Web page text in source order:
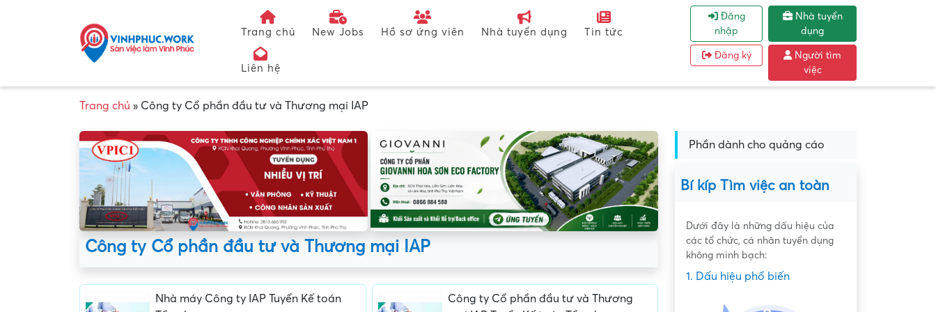
Trang chủ New Jobs Hồ sơ ứng viên Nhà tuyển dụng Tin tức
Liên hệ
Đăng
nhập
Đăng ký
Nhà tuyển
dụng
Người tìm
việc
Trang chủ » Công ty Cổ phần đầu tư và Thương mại IAP
Công ty Cổ phần đầu tư và Thương mại IAP
Nhà máy Công ty IAP Tuyển Kế toán
Công ty Cổ phần đầu tư và Thương
Phần dành cho quảng cáo
Bí kíp Tìm việc an toàn
Dưới đây là những dấu hiệu của
các tổ chức, cá nhân tuyển dụng
không minh bạch:
1. Dấu hiệu phổ biến